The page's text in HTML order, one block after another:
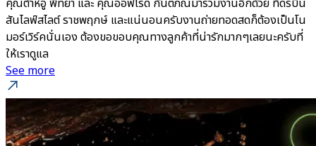
คุณต้าห์อู๋ พิทยา และ คุณออฟโรด กันตภณมาร่วมงานอีกด้วย ที่ดรบิน
สันไลฟ์สไลต์ ราชพฤกษ์ และแน่นอนครับงานถ่ายทอดสดก็ต้องเป็นโน
มอร์เวิร์คนั่นเอง ต้องขอขอบคุณทางลูกค้าที่น่ารักมากๆเลยนะครับที่
ให้เราดูแล
See more